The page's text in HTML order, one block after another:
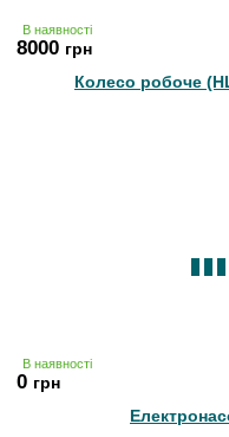
В наявності
8000 грн
Колесо робоче
В наявності
0 грн